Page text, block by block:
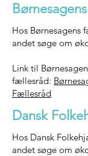
Hos Børnesagens
andet søge om
Link til
fællesråd:
Fællesråd
Dansk
Hos Dansk
andet søge om